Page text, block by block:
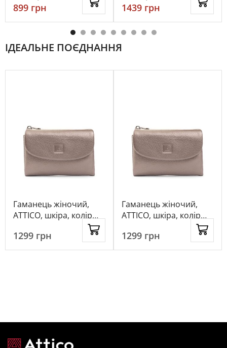
899 грн 1439 грн
ІДЕАЛЬНЕ ПОЄДНАННЯ
Гаманець жіночий,
ATTICO, шкіра, колір
1299 грн
Гаманець жіночий,
ATTICO, шкіра, колір
1299 грн